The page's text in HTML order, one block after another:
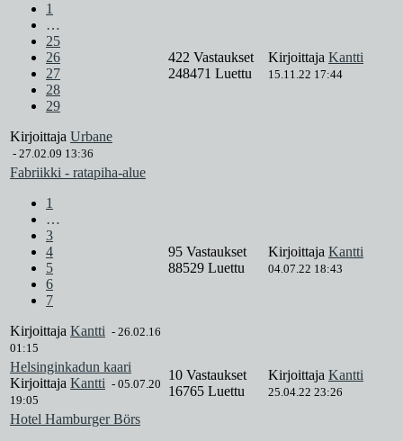
1
…
25
26
27
28
29
Kirjoittaja Urbane
- 27.02.09 13:36
422 Vastaukset
248471 Luettu
Kirjoittaja Kantti
15.11.22 17:44
Fabriikki - ratapiha-alue
1
…
3
4
5
6
7
Kirjoittaja Kantti - 26.02.16
01:15
95 Vastaukset
88529 Luettu
Kirjoittaja Kantti
04.07.22 18:43
Helsinginkadun kaari
Kirjoittaja Kantti - 05.07.20
19:05
10 Vastaukset
16765 Luettu
Kirjoittaja Kantti
25.04.22 23:26
Hotel Hamburger Börs